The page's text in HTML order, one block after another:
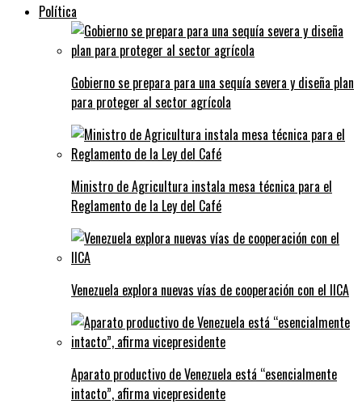
Política
Gobierno se prepara para una sequía severa y diseña plan
para proteger al sector agrícola
Ministro de Agricultura instala mesa técnica para el
Reglamento de la Ley del Café
Venezuela explora nuevas vías de cooperación con el IICA
Aparato productivo de Venezuela está “esencialmente
intacto”, afirma vicepresidente